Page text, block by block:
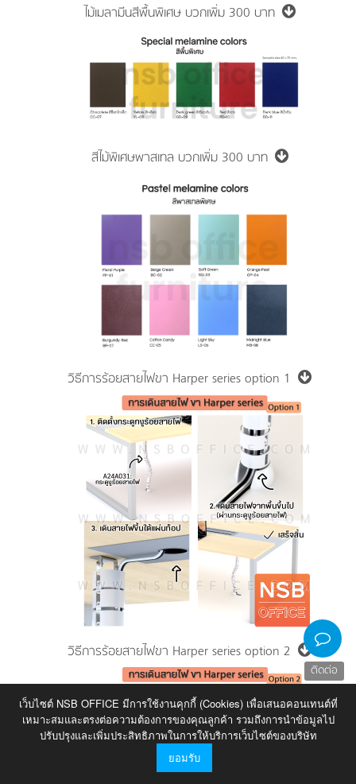
เว็บไซต์ NSB OFFICE มีการใช้งานคุกกี้ (Cookies) เพื่อเสนอคอนเทนต์ที่
เหมาะสมและตรงต่อความต้องการของคุณลูกค้า รวมถึงการนำข้อมูลไป
ปรับปรุงและเพิ่มประสิทธิภาพในการให้บริการเว็บไซต์ของบริษัท
ยอมรับ
ติดต่อ
ไม้เมลามีนสีพื้นพิเศษ บวกเพิ่ม 300 บาท
สีไม้พิเศษพาสเทล บวกเพิ่ม 300 บาท
วิธีการร้อยสายไฟขา Harper series option 1
วิธีการร้อยสายไฟขา Harper series option 2